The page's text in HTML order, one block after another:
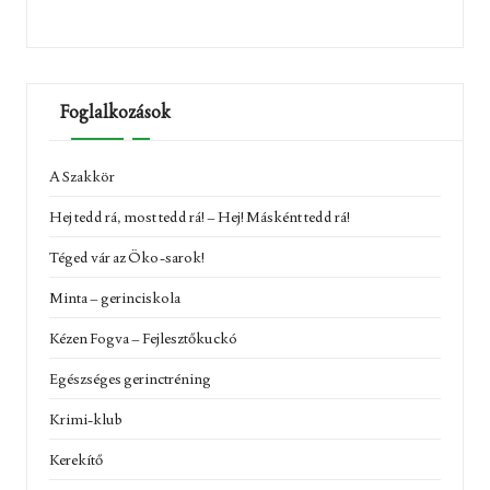
Foglalkozások
A Szakkör
Hej tedd rá, most tedd rá! – Hej! Másként tedd rá!
Téged vár az Öko-sarok!
Minta – gerinciskola
Kézen Fogva – Fejlesztőkuckó
Egészséges gerinctréning
Krimi-klub
Kerekítő